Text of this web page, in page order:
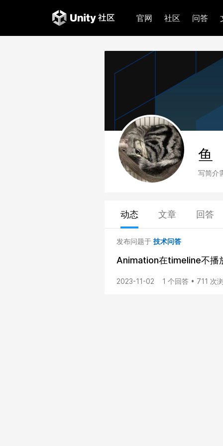
官网 社区 问答
鱼
写简介
动态 文章 回答
发布问题于 技术问答
Animation在timeline不播
2023-11-02 1 个回答 • 711 次